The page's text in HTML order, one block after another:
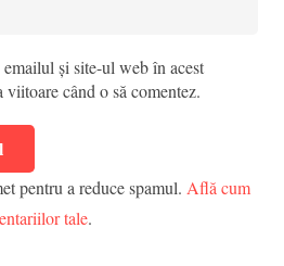
și site-ul web în acest
când o să comentez.
pentru a reduce spamul. Află cum
tale.